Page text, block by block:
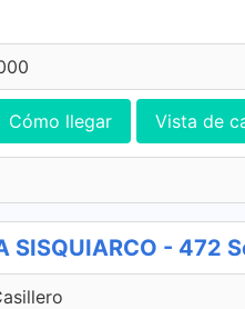
Cómo llegar Vista de
SISQUIARCO - 472